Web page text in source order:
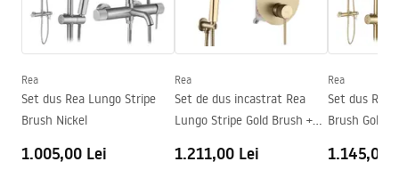
Montaj
de cada sau de podea
Inaltime (mm)
2000
Directie cabina
Garantie
24 luni
Instrukcja montażu
Instrukcja montażu kabiny Atlas.pdf
Rea
Set dus Rea Lungo Stripe
Brush Nickel
1.005,00 Lei
Rea
Set de dus incastrat Rea
Lungo Stripe Gold Brush +
1.211,00 Lei
Rea
Set dus Rea
Brush Gold
1.145,00